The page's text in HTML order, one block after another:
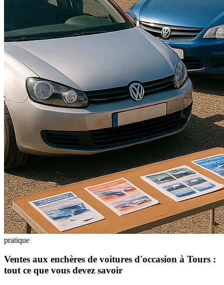
pratique
Ventes aux enchères de voitures d'occasion à Tours :
tout ce que vous devez savoir